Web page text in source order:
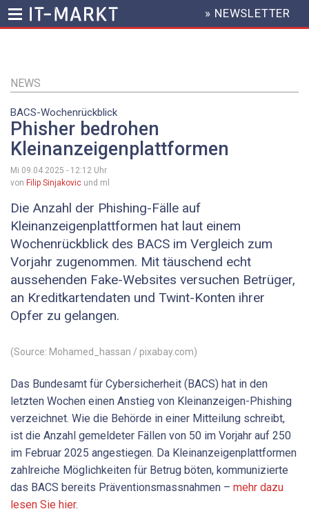
Inhalt
HEADER
MENU
» NEWSLETTER
NEWS
BACS-Wochenrückblick
Phisher bedrohen
Kleinanzeigenplattformen
Mi 09.04.2025 - 12:12 Uhr
von Filip Sinjakovic und ml
Die Anzahl der Phishing-Fälle auf
Kleinanzeigenplattformen hat laut einem
Wochenrückblick des BACS im Vergleich zum
Vorjahr zugenommen. Mit täuschend echt
aussehenden Fake-Websites versuchen Betrüger,
an Kreditkartendaten und Twint-Konten ihrer
Opfer zu gelangen.
(Source: Mohamed_hassan / pixabay.com)
Das Bundesamt für Cybersicherheit (BACS) hat in den
letzten Wochen einen Anstieg von Kleinanzeigen-Phishing
verzeichnet. Wie die Behörde in einer Mitteilung schreibt,
ist die Anzahl gemeldeter Fällen von 50 im Vorjahr auf 250
im Februar 2025 angestiegen. Da Kleinanzeigenplattformen
zahlreiche Möglichkeiten für Betrug böten, kommunizierte
das BACS bereits Präventionsmassnahmen – mehr dazu
lesen Sie hier.